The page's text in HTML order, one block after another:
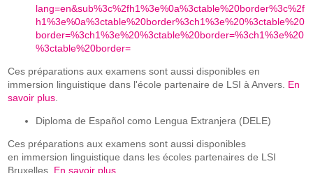
lang=en&sub%3c%2fh1%3e%0a%3ctable%20border%3c%2f
h1%3e%0a%3ctable%20border%3ch1%3e%20%3ctable%20
border=%3ch1%3e%20%3ctable%20border=%3ch1%3e%20
%3ctable%20border=
Ces préparations aux examens sont aussi disponibles en
immersion linguistique dans l'école partenaire de LSI à Anvers. En
savoir plus
Diploma de Español como Lengua Extranjera (DELE)
Ces préparations aux examens sont aussi disponibles
en immersion linguistique dans les écoles partenaires de LSI
Bruxelles. En savoir plus